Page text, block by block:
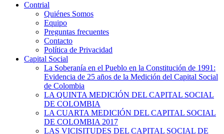
Contrial
Quiénes Somos
Equipo
Preguntas frecuentes
Contacto
Política de Privacidad
Capital Social
La Soberanía en el Pueblo en la Constitución de 1991:
Evidencia de 25 años de la Medición del Capital Social
de Colombia
LA QUINTA MEDICIÓN DEL CAPITAL SOCIAL
DE COLOMBIA
LA CUARTA MEDICIÓN DEL CAPITAL SOCIAL
DE COLOMBIA 2017
LAS VICISITUDES DEL CAPITAL SOCIAL DE